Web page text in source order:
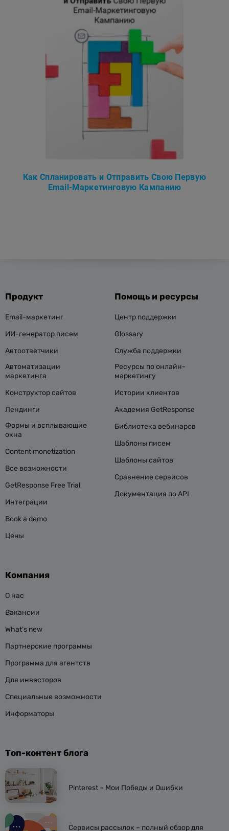
Как Спланировать и Отправить Cвою Первую
Email-Маркетинговую Кампанию
Продукт
Email-маркетинг
ИИ-генератор писем
Автоответчики
Автоматизации
маркетинга
Конструктор сайтов
Лендинги
Формы и всплывающие
окна
Content monetization
Все возможности
GetResponse Free Trial
Интеграции
Book a demo
Цены
Помощь и ресурсы
Центр поддержки
Glossary
Служба поддержки
Ресурсы по онлайн-
маркетингу
Истории клиентов
Академия GetResponse
Библиотека вебинаров
Шаблоны писем
Шаблоны сайтов
Сравнение сервисов
Документация по API
Компания
О нас
Вакансии
What’s new
Партнерские программы
Программа для агентств
Для инвесторов
Специальные возможности
Информаторы
Топ-контент блога
Pinterest – Мои Победы и Ошибки
Сервисы рассылок – полный обзор для